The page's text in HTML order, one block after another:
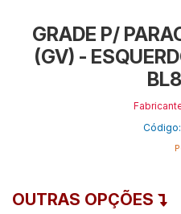
GRADE P/
(GV) -
OUTRAS OPÇÕES